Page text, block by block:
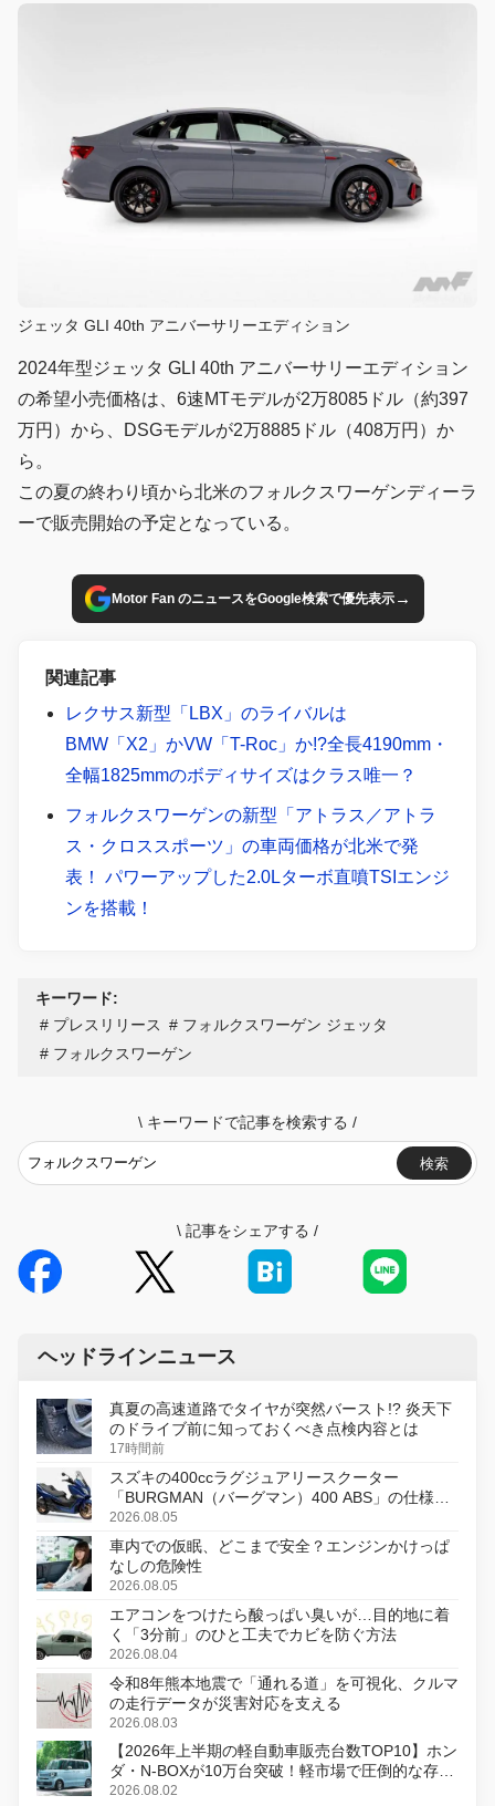
ジェッタ GLI 40th アニバーサリーエディション
2024年型ジェッタ GLI 40th アニバーサリーエディション
の希望小売価格は、6速MTモデルが2万8085ドル（約397
万円）から、DSGモデルが2万8885ドル（408万円）か
ら。
この夏の終わり頃から北米のフォルクスワーゲンディーラ
ーで販売開始の予定となっている。
Motor Fan のニュースをGoogle検索で優先表示→
関連記事
レクサス新型「LBX」のライバルは
BMW「X2」かVW「T-Roc」か!?全長4190mm・
全幅1825mmのボディサイズはクラス唯一？
フォルクスワーゲンの新型「アトラス／アトラ
ス・クロススポーツ」の車両価格が北米で発
表！ パワーアップした2.0Lターボ直噴TSIエンジ
ンを搭載！
キーワード:
プレスリリース
フォルクスワーゲン ジェッタ
フォルクスワーゲン
\ キーワードで記事を検索する /
検索
\ 記事をシェアする /
ヘッドラインニュース
真夏の高速道路でタイヤが突然バースト!? 炎天下
のドライブ前に知っておくべき点検内容とは
17時間前
スズキの400ccラグジュアリースクーター
「BURGMAN（バーグマン）400 ABS」の仕様を
変更し、8月18日に発売
2026.08.05
車内での仮眠、どこまで安全？エンジンかけっぱ
なしの危険性
2026.08.05
エアコンをつけたら酸っぱい臭いが…目的地に着
く「3分前」のひと工夫でカビを防ぐ方法
2026.08.04
令和8年熊本地震で「通れる道」を可視化、クルマ
の走行データが災害対応を支える
2026.08.03
【2026年上半期の軽自動車販売台数TOP10】ホン
ダ・N-BOXが10万台突破！軽市場で圧倒的な存在
感
2026.08.02